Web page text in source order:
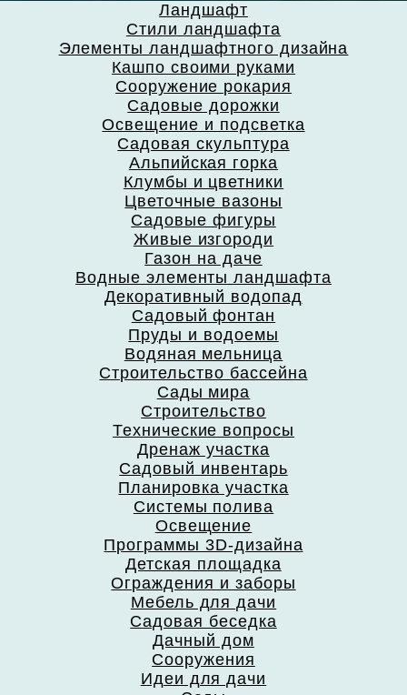
Ландшафт
Стили ландшафта
Элементы ландшафтного дизайна
Кашпо своими руками
Сооружение рокария
Садовые дорожки
Освещение и подсветка
Садовая скульптура
Альпийская горка
Клумбы и цветники
Цветочные вазоны
Садовые фигуры
Живые изгороди
Газон на даче
Водные элементы ландшафта
Декоративный водопад
Садовый фонтан
Пруды и водоемы
Водяная мельница
Строительство бассейна
Сады мира
Строительство
Технические вопросы
Дренаж участка
Садовый инвентарь
Планировка участка
Системы полива
Освещение
Программы 3D-дизайна
Детская площадка
Ограждения и заборы
Мебель для дачи
Садовая беседка
Дачный дом
Сооружения
Идеи для дачи